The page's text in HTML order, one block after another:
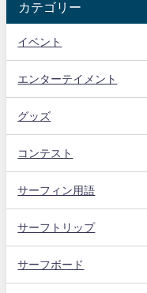
カテゴリー
イベント
エンターテイメント
グッズ
コンテスト
サーフィン用語
サーフトリップ
サーフボード